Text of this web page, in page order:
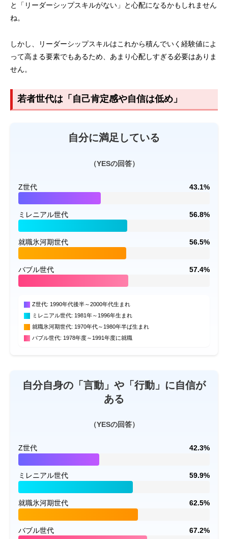
と「リーダーシップスキルがない」と心配になるかもしれません
ね。
しかし、リーダーシップスキルはこれから積んでいく経験値によ
って高まる要素でもあるため、あまり心配しすぎる必要はありま
せん。
若者世代は「自己肯定感や自信は低め」
自分に満足している
（YESの回答）
Z世代 43.1%
ミレニアル世代 56.8%
就職氷河期世代 56.5%
バブル世代 57.4%
Z世代: 1990年代後半～2000年代生まれ
ミレニアル世代: 1981年～1996年生まれ
就職氷河期世代: 1970年代～1980年半ば生まれ
バブル世代: 1978年度～1991年度に就職
自分自身の「言動」や「行動」に自信が
ある
（YESの回答）
Z世代 42.3%
ミレニアル世代 59.9%
就職氷河期世代 62.5%
バブル世代 67.2%